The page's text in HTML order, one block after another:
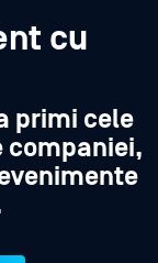
cu
primi cele
companiei,